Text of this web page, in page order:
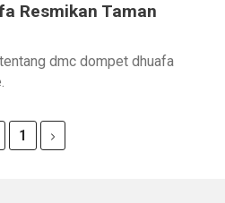
Resmikan Taman
dmc dompet dhuafa
1